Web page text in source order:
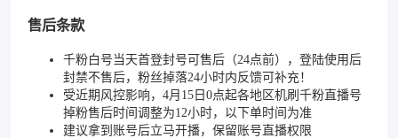
售后条款
千粉白号当天首登封号可售后（24点前），登陆使用后
封禁不售后，粉丝掉落24小时内反馈可补充！
受近期风控影响，4月15日0点起各地区机刷千粉直播号
掉粉售后时间调整为12小时，以下单时间为准
建议拿到账号后立马开播，保留账号直播权限